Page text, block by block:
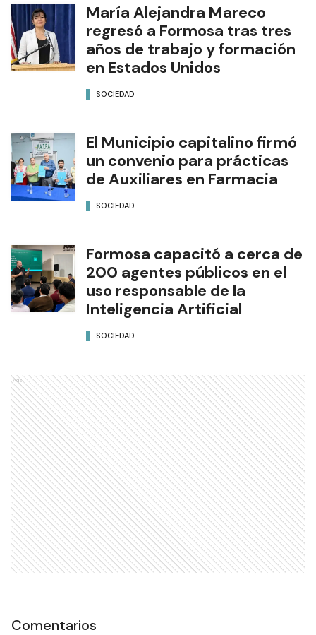
María Alejandra Mareco
regresó a Formosa tras tres
años de trabajo y formación
en Estados Unidos
SOCIEDAD
El Municipio capitalino firmó
un convenio para prácticas
de Auxiliares en Farmacia
SOCIEDAD
Formosa capacitó a cerca de
200 agentes públicos en el
uso responsable de la
Inteligencia Artificial
SOCIEDAD
Ads
Comentarios